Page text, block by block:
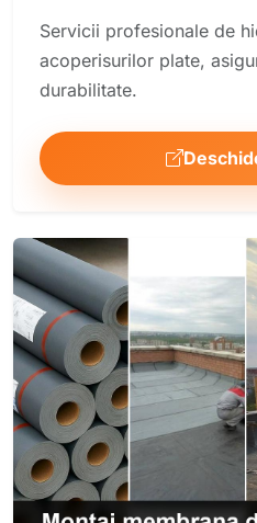
Servicii profesionale de
acoperisurilor plate,
durabilitate.